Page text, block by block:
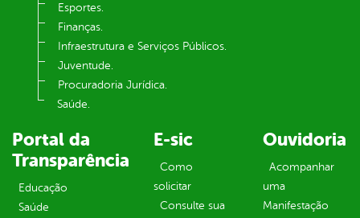
Esportes.
Finanças.
Infraestrutura e Serviços Públicos.
Juventude.
Procuradoria Jurídica.
Saúde.
Portal da
Transparência
Educação
Saúde
E-sic
Como
solicitar
Consulte sua
Ouvidoria
Acompanhar
uma
Manifestação